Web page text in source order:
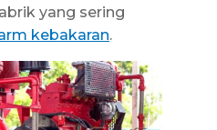
yang sering
kebakaran.